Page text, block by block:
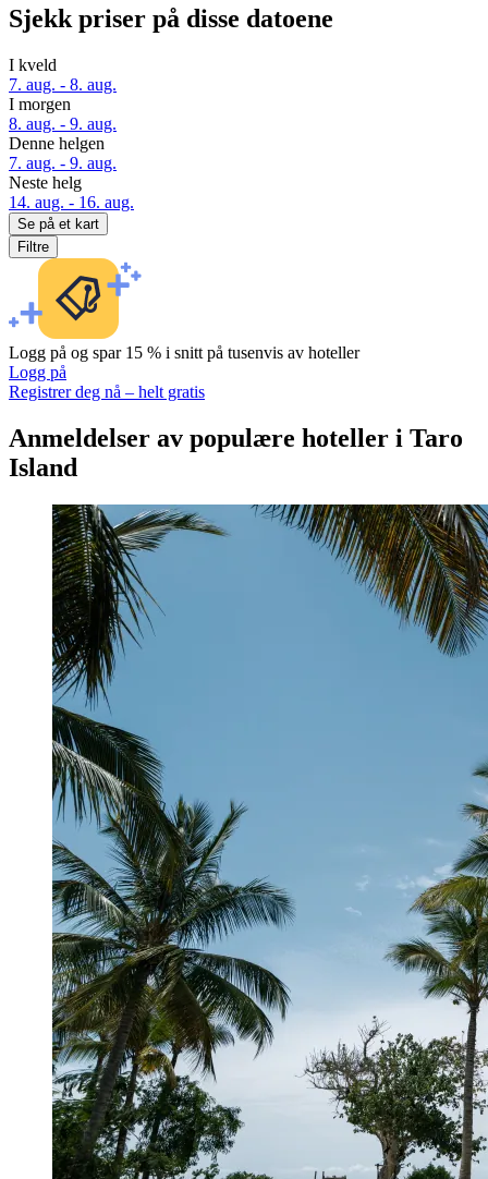
Sjekk priser på disse datoene
I kveld
7. aug. - 8. aug.
I morgen
8. aug. - 9. aug.
Denne helgen
7. aug. - 9. aug.
Neste helg
14. aug. - 16. aug.
Se på et kart
Filtre
Logg på og spar 15 % i snitt på tusenvis av hoteller
Logg på
Registrer deg nå – helt gratis
Anmeldelser av populære hoteller i Taro
Island